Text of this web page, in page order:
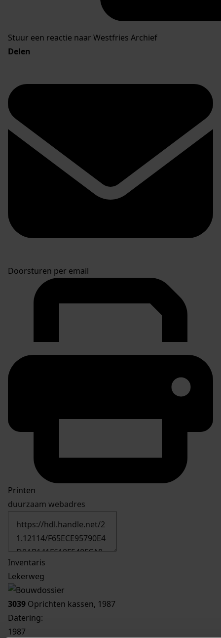
Stuur een reactie naar Westfries Archief
Delen
Doorsturen per email
Printen
duurzaam webadres
Inventaris
Lekerweg
3039 Oprichten kassen, 1987
Datering:
1987